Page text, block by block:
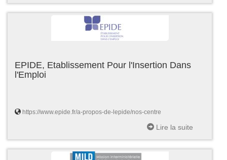
EPIDE, Etablissement Pour l'Insertion Dans
l'Emploi
https://www.epide.fr/a-propos-de-lepide/nos-centre
Lire la suite